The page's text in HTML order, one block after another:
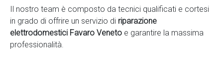
Il nostro team è composto da tecnici qualificati e cortesi
in grado di offrire un servizio di riparazione
elettrodomestici Favaro Veneto e garantire la massima
professionalità.